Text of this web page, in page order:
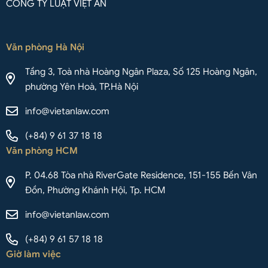
CÔNG TY LUẬT VIỆT AN
Văn phòng Hà Nội
Tầng 3, Toà nhà Hoàng Ngân Plaza, Số 125 Hoàng Ngân,
phường Yên Hoà, TP.Hà Nội
info@vietanlaw.com
(+84) 9 61 37 18 18
Văn phòng HCM
P. 04.68 Tòa nhà RiverGate Residence, 151-155 Bến Vân
Đồn, Phường Khánh Hội, Tp. HCM
info@vietanlaw.com
(+84) 9 61 57 18 18
Giờ làm việc